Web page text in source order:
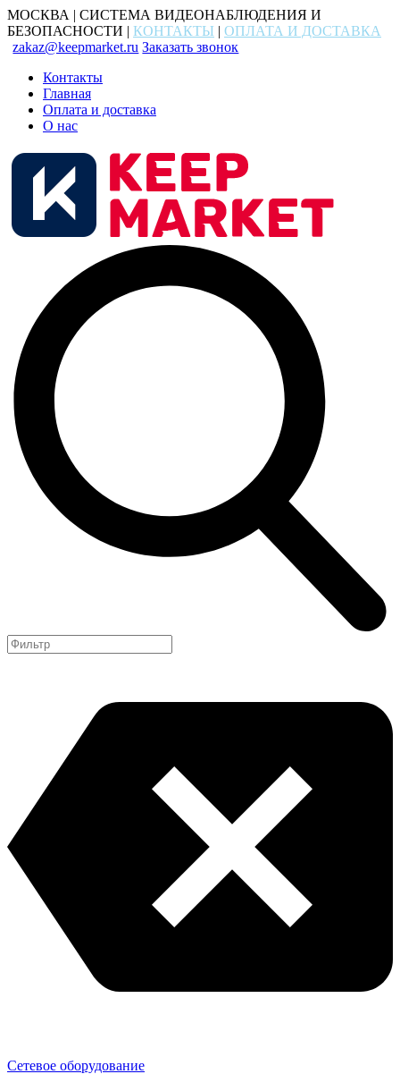
МОСКВА | СИСТЕМА ВИДЕОНАБЛЮДЕНИЯ И
БЕЗОПАСНОСТИ | КОНТАКТЫ | ОПЛАТА И ДОСТАВКА
zakaz@keepmarket.ru Заказать звонок
Контакты
Главная
Оплата и доставка
О нас
Сетевое оборудование